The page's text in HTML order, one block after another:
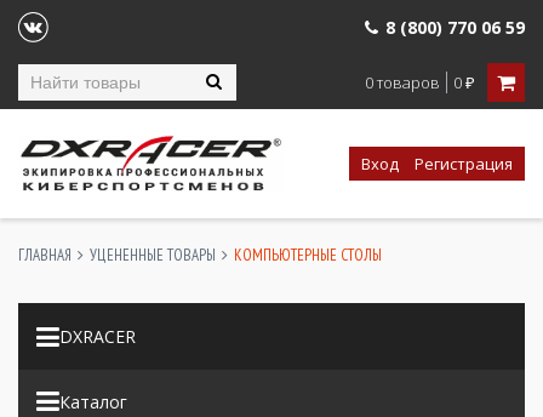
8 (800) 770 06 59
0 товаров 0₽
Вход Регистрация
DXRACER
ГЛАВНАЯ УЦЕНЕННЫЕ ТОВАРЫ КОМПЬЮТЕРНЫЕ СТОЛЫ
Каталог